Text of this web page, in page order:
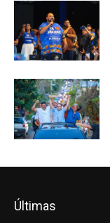
Últimas